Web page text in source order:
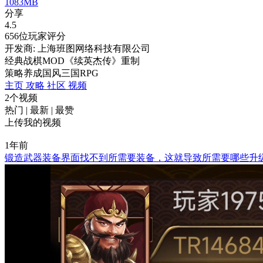
分享
4.5
656位玩家评分
开发商: 上海班图网络科技有限公司
经典战棋MOD《续英杰传》重制
策略养成国风三国RPG
主页 攻略 社区 视频
2个视频
热门 | 最新 | 最赞
上传我的视频
1年前
锻造武器装备界面找不到所需要装备，这就导致所需要哪些升